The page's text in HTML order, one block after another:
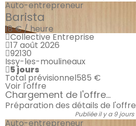
Auto-entrepreneur
Barista
18 € / heure
Collective Entreprise
17 août 2026
92130
Issy-les-moulineaux
5 jours
Total prévisionnel585 €
Voir l'offre
Chargement de l'offre...
Préparation des détails de l'offre
Publiée il y a 9 jours
Auto-entrepreneur